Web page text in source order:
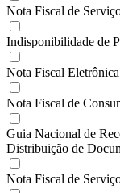
Nota Fiscal de
Indisponibilidade de
Nota Fiscal
Nota Fiscal de
Guia Nacional de
Distribuição de
Nota Fiscal de